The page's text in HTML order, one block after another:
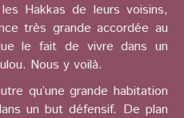
Hakkas de leurs voisins,
très grande accordée au
le fait de vivre dans un
Nous y voilà.
qu’une grande habitation
un but défensif. De plan